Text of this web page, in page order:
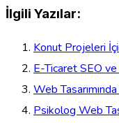
İlgili Yazılar:
Konut Projeleri
E-Ticaret SEO
Web
Psikolog Web